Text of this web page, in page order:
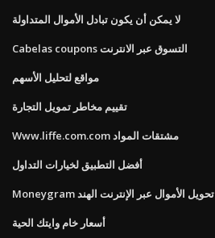
لا يمكن أن يكون تبادل الأموال المتداولة
Cabelas coupons التسوق عبر الانترنت
مواقع لتحليل الأسهم
تقييم مخاطر تمويل التجارة
Www.liffe.com.com مشتقات المواد
أفضل التطبيق لخيارات التداول
Moneygram تحويل الأموال عبر الإنترنت الهند
أسعار خام وايتك الحية